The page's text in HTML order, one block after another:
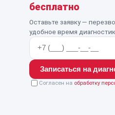
бесплатно
Оставьте заявку —
удобное время
Записаться на
Согласен на обработку